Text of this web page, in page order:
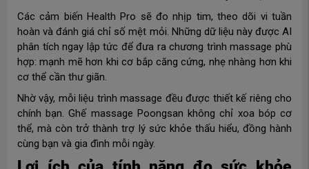
Các cảm biến Health Pro sẽ đo nhịp tim, theo dõi vi tuần
hoàn và đánh giá chỉ số mệt mỏi. Những dữ liệu này được AI
phân tích ngay lập tức để đưa ra chương trình massage phù
hợp: mạnh mẽ hơn khi cơ bắp căng cứng, nhẹ nhàng hơn khi
cơ thể cần thư giãn.
Nhờ vậy, mỗi liệu trình massage đều được thiết kế riêng cho
chính bạn. Ghế massage Poongsan không chỉ xoa bóp cơ
thể, mà còn trở thành trợ lý sức khỏe thấu hiểu, đồng hành
cùng bạn và gia đình mỗi ngày.